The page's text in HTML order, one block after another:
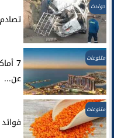
حوادث
متنوعات
7
عن...
متنوعات